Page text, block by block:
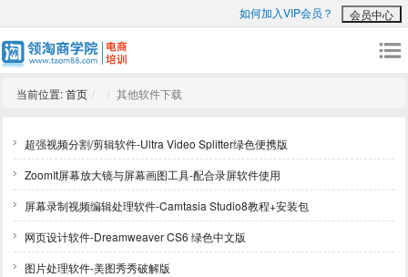
如何加入VIP会员？ 会员中心
当前位置:首页 其他软件下载
超强视频分割/剪辑软件-Ultra Video Splitter绿色便携版
ZoomIt屏幕放大镜与屏幕画图工具-配合录屏软件使用
屏幕录制视频编辑处理软件-Camtasia Studio8教程+安装包
网页设计软件-Dreamweaver CS6 绿色中文版
图片处理软件-美图秀秀破解版